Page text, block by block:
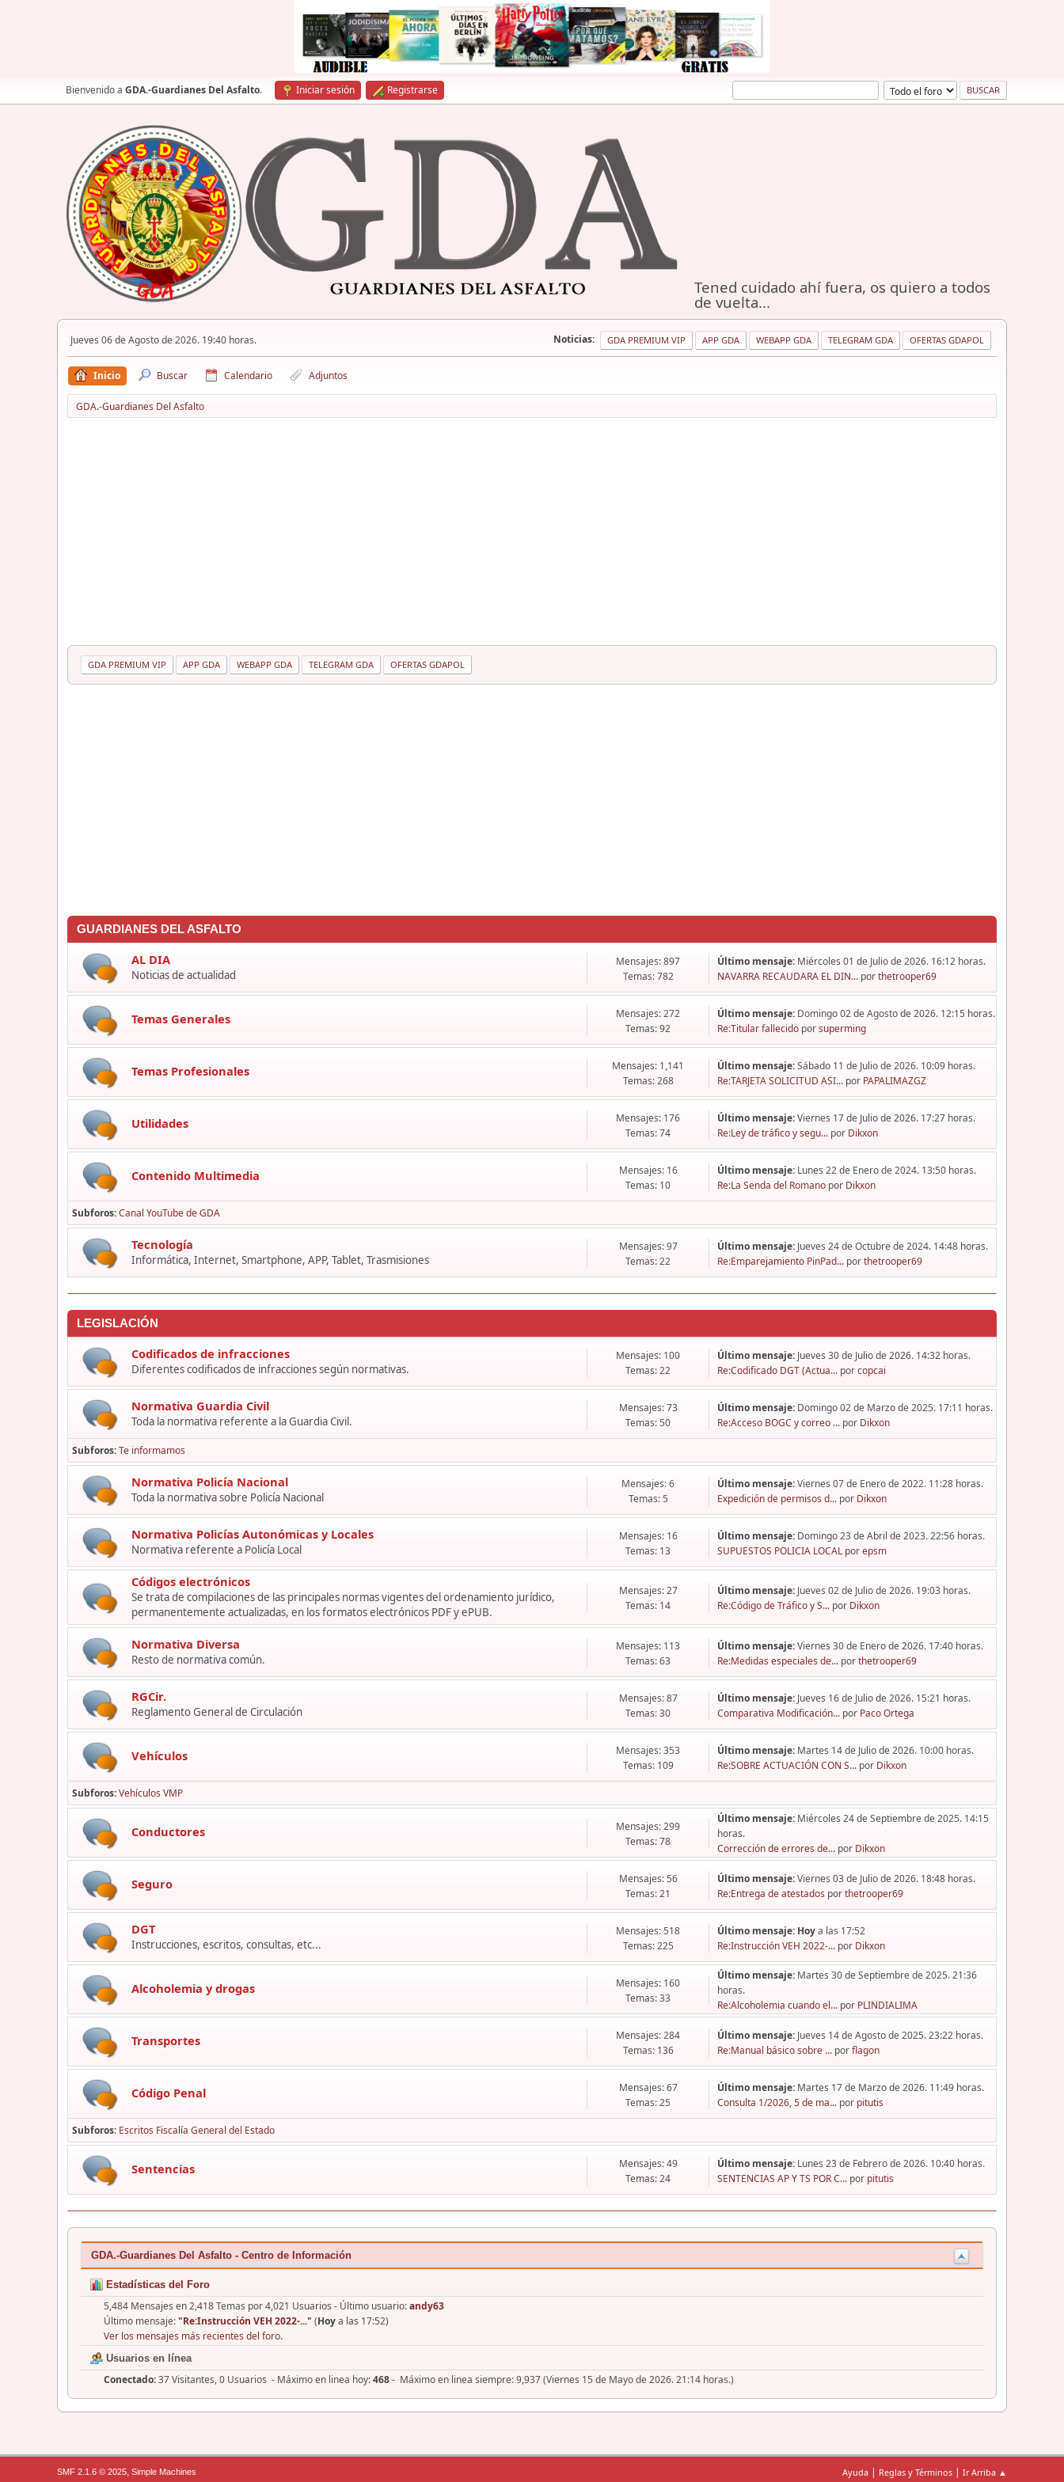
Bienvenido a GDA.-Guardianes Del Asfalto. Iniciar sesión Registrarse
Tened cuidado ahí fuera, os quiero a todos
de vuelta...
Jueves 06 de Agosto de 2026. 19:40 horas. Noticias: GDA PREMIUM VIP APP GDA WEBAPP GDA TELEGRAM GDA OFERTAS GDAPOL
Inicio Buscar Calendario Adjuntos
GDA.-Guardianes Del Asfalto
GDA PREMIUM VIP APP GDA WEBAPP GDA TELEGRAM GDA OFERTAS GDAPOL
GUARDIANES DEL ASFALTO
AL DIA
Noticias de actualidad
Mensajes: 897
Temas: 782
Último mensaje: Miércoles 01 de Julio de 2026. 16:12 horas.
NAVARRA RECAUDARA EL DIN... porthetrooper69
Temas Generales
Mensajes: 272
Temas: 92
Último mensaje: Domingo 02 de Agosto de 2026. 12:15 horas.
Re:Titular fallecido porsuperming
Temas Profesionales
Mensajes: 1,141
Temas: 268
Último mensaje:Sábado 11 de Julio de 2026. 10:09 horas.
Re:TARJETA SOLICITUD ASI... por PAPALIMAZGZ
Utilidades
Mensajes: 176
Temas: 74
Último mensaje:Viernes 17 de Julio de 2026. 17:27 horas.
Re:Ley de tráfico y segu... por Dikxon
Contenido Multimedia
Mensajes: 16
Temas: 10
Último mensaje: Lunes 22 de Enero de 2024. 13:50 horas.
Re:La Senda del Romano por Dikxon
Subforos Canal YouTube de GDA
Tecnología
Informática, Internet, Smartphone, APP, Tablet, Trasmisiones
Mensajes: 97
Temas: 22
Último mensaje: Jueves 24 de Octubre de 2024. 14:48 horas.
Re:Emparejamiento PinPad... porthetrooper69
LEGISLACIÓN
Codificados de infracciones
Diferentes codificados de infracciones según normativas.
Mensajes: 100
Temas: 22
Último mensaje: Jueves 30 de Julio de 2026. 14:32 horas.
Re:Codificado DGT (Actua... porcopcai
Normativa Guardia Civil
Toda la normativa referente a la Guardia Civil.
Mensajes: 73
Temas: 50
Último mensaje: Domingo 02 de Marzo de 2025. 17:11 horas.
Re:Acceso BOGC y correo ... por Dikxon
Subforos Te informamos
Normativa Policía Nacional
Toda la normativa sobre Policía Nacional
Mensajes: 6
Temas: 5
Último mensaje:Viernes 07 de Enero de 2022. 11:28 horas.
Expedición de permisos d... por Dikxon
Normativa Policías Autonómicas y Locales
Normativa referente a Policía Local
Mensajes: 16
Temas: 13
Último mensaje: Domingo 23 de Abril de 2023. 22:56 horas.
SUPUESTOS POLICIA LOCAL porepsm
Códigos electrónicos
Se trata de compilaciones de las principales normas vigentes del ordenamiento jurídico,
permanentemente actualizadas, en los formatos electrónicos PDF y ePUB.
Mensajes: 27
Temas: 14
Último mensaje: Jueves 02 de Julio de 2026. 19:03 horas.
Re:Código de Tráfico y S... por Dikxon
Normativa Diversa
Resto de normativa común.
Mensajes: 113
Temas: 63
Último mensaje:Viernes 30 de Enero de 2026. 17:40 horas.
Re:Medidas especiales de... porthetrooper69
RGCir.
Reglamento General de Circulación
Mensajes: 87
Temas: 30
Último mensaje: Jueves 16 de Julio de 2026. 15:21 horas.
Comparativa Modificación... por Paco Ortega
Vehículos
Mensajes: 353
Temas: 109
Último mensaje: Martes 14 de Julio de 2026. 10:00 horas.
Re:SOBRE ACTUACIÓN CON S... por Dikxon
Subforos Vehículos VMP
Conductores
Mensajes: 299
Temas: 78
Último mensaje: Miércoles 24 de Septiembre de 2025. 14:15
horas.
Corrección de errores de... por Dikxon
Seguro
Mensajes: 56
Temas: 21
Último mensaje:Viernes 03 de Julio de 2026. 18:48 horas.
Re:Entrega de atestados porthetrooper69
DGT
Instrucciones, escritos, consultas, etc...
Mensajes: 518
Temas: 225
Último mensaje: Hoya las 17:52
Re:Instrucción VEH 2022-... por Dikxon
Alcoholemia y drogas
Mensajes: 160
Temas: 33
Último mensaje: Martes 30 de Septiembre de 2025. 21:36
horas.
Re:Alcoholemia cuando el... por PLINDIALIMA
Transportes
Mensajes: 284
Temas: 136
Último mensaje: Jueves 14 de Agosto de 2025. 23:22 horas.
Re:Manual básico sobre ... porflagon
Código Penal
Mensajes: 67
Temas: 25
Último mensaje: Martes 17 de Marzo de 2026. 11:49 horas.
Consulta 1/2026, 5 de ma... por pitutis
Subforos Escritos Fiscalía General del Estado
Sentencias
Mensajes: 49
Temas: 24
Último mensaje: Lunes 23 de Febrero de 2026. 10:40 horas.
SENTENCIAS AP Y TS POR C... por pitutis
GDA.-Guardianes Del Asfalto - Centro de Información
Estadísticas del Foro
5,484 Mensajes en 2,418 Temas por 4,021 Usuarios - Último usuario:andy63
Último mensaje:"Re:Instrucción VEH 2022-..." (Hoya las 17:52)
Ver los mensajes más recientes del foro.
Usuarios en línea
Conectado:37 Visitantes, 0 Usuarios - Máximo en linea hoy:468- Máximo en linea siempre: 9,937 (Viernes 15 de Mayo de 2026. 21:14 horas.)
Ayuda | Reglas y Términos | Ir Arriba ▲
SMF 2.1.6 © 2025, Simple Machines